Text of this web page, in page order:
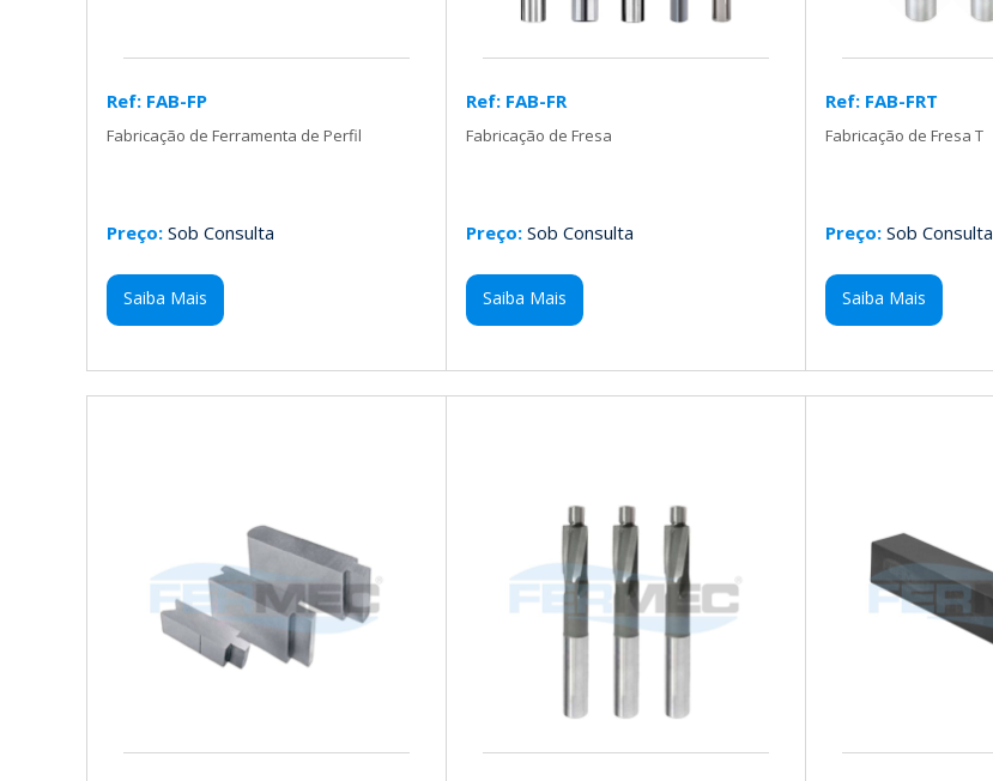
Ref: FAB-FP
Fabricação de Ferramenta de Perfil
Preço: Sob Consulta
Saiba Mais
Ref: FAB-FR
Fabricação de Fresa
Preço: Sob Consulta
Saiba Mais
Ref: FAB-FRT
Fabricação de Fresa T
Preço: Sob Consulta
Saiba Mais